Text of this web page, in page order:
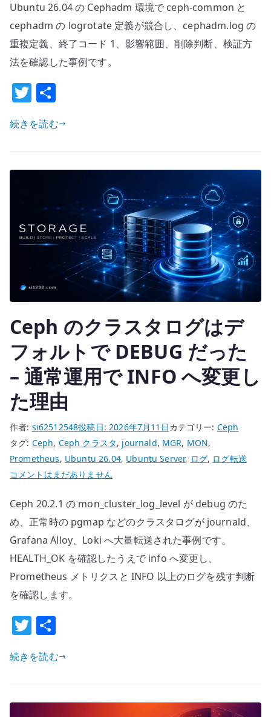
の
Cephadm
環
境
ceph-
common
と
の
へ
Ubuntu 26.04 の Cephadm 環境で ceph-common と
cephadm の logrotate 定義が競合し、cephadm.log の
重複定義、終了コード 1、影響範囲、削除判断、検証方
法を確認した事例です。
T
w
it
te
r
続きを読む
Ceph のクラスタログはデ
フォルトで DEBUG だった
– 通常運用で INFO へ変更し
た理由
作者: si62512548投稿日:2026年7月11日カテゴリー: Ceph
タグ: Ceph, Ceph クラスタ, journald, MGR, MON,
Prometheus, Ubuntu 26.04, Ubuntu Server, ログ, ログ転送
Ceph
ク
ラ
ス
タ
は
デ
フ
ル
コメントはまだありません
Ceph 20.2.1 の mon_cluster_log_level が debug のた
め、正常時の pgmap などのクラスタログが journald、
Grafana Alloy、Loki へ大量転送された事例です。
HEALTH_OK を確認したうえで info へ変更し、
Prometheus メトリクスと INFO 以上のログを残す判断
を確認します。
T
w
it
te
r
続きを読む